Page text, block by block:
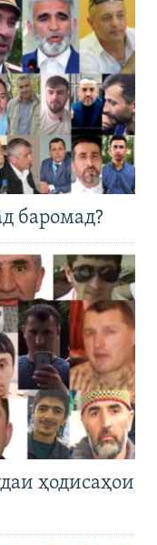
баромад?
ҳодисаҳои